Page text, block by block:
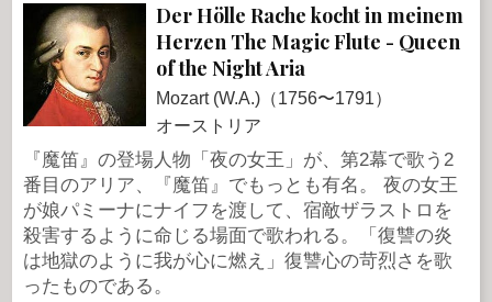
Der Hölle Rache kocht in meinem
Herzen The Magic Flute - Queen
of the Night Aria
Mozart (W.A.)（1756〜1791）
オーストリア
『魔笛』の登場人物「夜の女王」が、第2幕で歌う2
番目のアリア、『魔笛』でもっとも有名。 夜の女王
が娘パミーナにナイフを渡して、宿敵ザラストロを
殺害するように命じる場面で歌われる。「復讐の炎
は地獄のように我が心に燃え」復讐心の苛烈さを歌
ったものである。